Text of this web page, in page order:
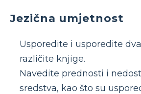
Jezična umjetnost
Usporedite i usporedite
različite knjige.
Navedite prednosti i
sredstva, kao što su